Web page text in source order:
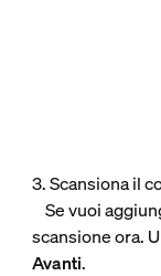
3. Scansiona il
Se vuoi
scansione ora.
Avanti.